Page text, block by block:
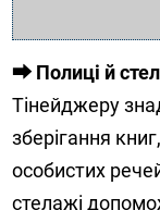
⮕ Полиці й
Тінейджеру
зберігання
особистих
стелажі